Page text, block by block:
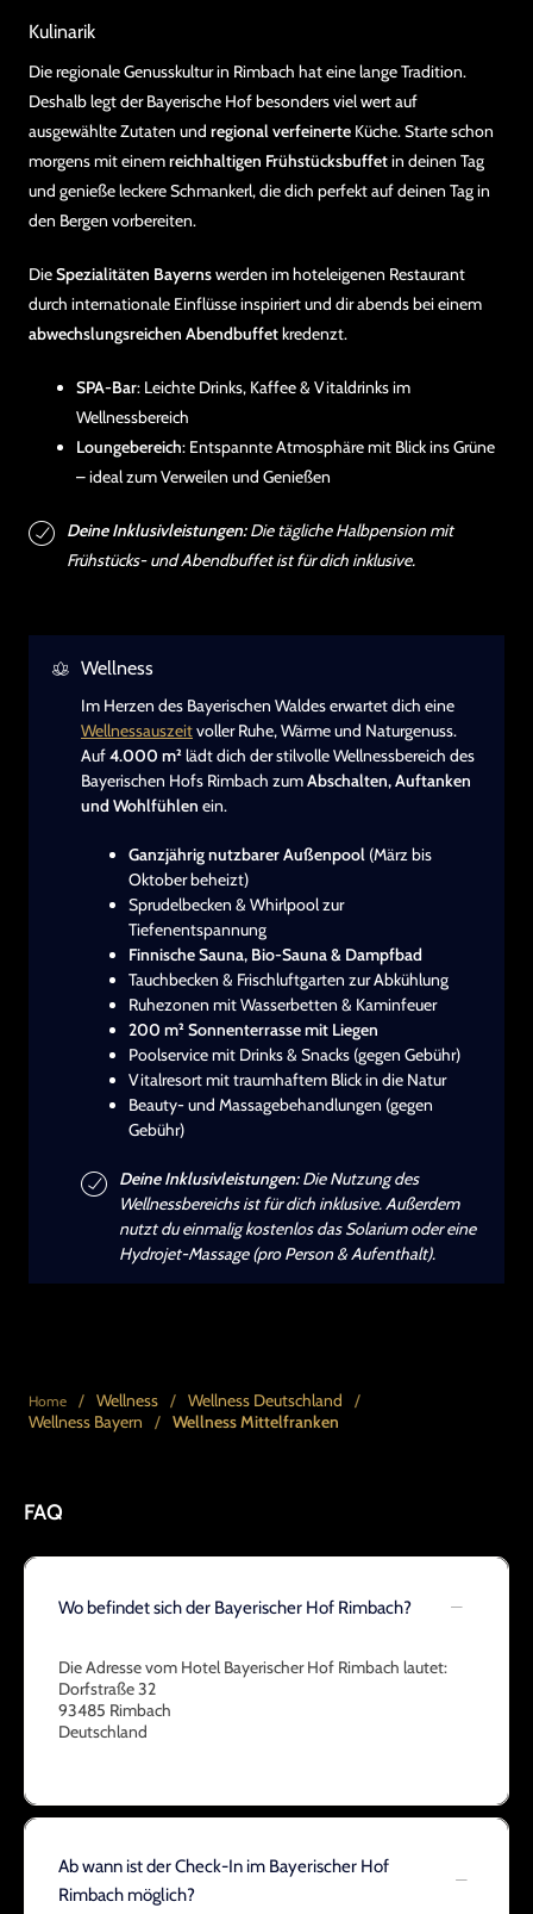
Kulinarik
Die regionale Genusskultur in Rimbach hat eine lange Tradition.
Deshalb legt der Bayerische Hof besonders viel wert auf
ausgewählte Zutaten und regional verfeinerte Küche. Starte schon
morgens mit einemreichhaltigen Frühstücksbuffetin deinen Tag
und genieße leckere Schmankerl, die dich perfekt auf deinen Tag in
den Bergen vorbereiten.
DieSpezialitäten Bayernswerden im hoteleigenen Restaurant
durch internationale Einflüsse inspiriert und dir abends bei einem
abwechslungsreichen Abendbuffetkredenzt.
SPA-Bar: Leichte Drinks, Kaffee & Vitaldrinks im
Wellnessbereich
Loungebereich: Entspannte Atmosphäre mit Blick ins Grüne
– ideal zum Verweilen und Genießen
Deine Inklusivleistungen:Die tägliche Halbpension mit
Frühstücks- und Abendbuffet ist für dich inklusive.
Wellness
Im Herzen des Bayerischen Waldes erwartet dich eine
Wellnessauszeitvoller Ruhe, Wärme und Naturgenuss.
Auf4.000 m²lädt dich der stilvolle Wellnessbereich des
Bayerischen Hofs Rimbach zumAbschalten, Auftanken
und Wohlfühlen ein.
Ganzjährig nutzbarer Außenpool (März bis
Oktober beheizt)
Sprudelbecken & Whirlpool zur
Tiefenentspannung
Finnische Sauna, Bio-Sauna & Dampfbad
Tauchbecken & Frischluftgarten zur Abkühlung
Ruhezonen mit Wasserbetten & Kaminfeuer
200 m² Sonnenterrasse mit Liegen
Poolservice mit Drinks & Snacks (gegen Gebühr)
Vitalresort mit traumhaftem Blick in die Natur
Beauty- und Massagebehandlungen (gegen
Gebühr)
Deine Inklusivleistungen:Die Nutzung des
Wellnessbereichs ist für dich inklusive. Außerdem
nutzt du einmalig kostenlos das Solarium oder eine
Hydrojet-Massage (pro Person & Aufenthalt).
Home / Wellness / Wellness Deutschland
/
Wellness Bayern
/ Wellness Mittelfranken
FAQ
Wo befindet sich der Bayerischer Hof Rimbach?
Die Adresse vom Hotel Bayerischer Hof Rimbach lautet:
Dorfstraße 32
93485 Rimbach
Deutschland
Ab wann ist der Check-In im Bayerischer Hof
Rimbach möglich?